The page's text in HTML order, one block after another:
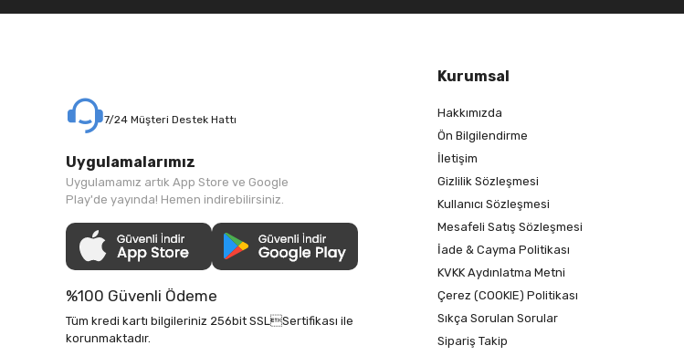
7/24 Müşteri Destek Hattı
Uygulamalarımız
Uygulamamız artık App Store ve Google
Play'de yayında! Hemen indirebilirsiniz.
%100 Güvenli Ödeme
Tüm kredi kartı bilgileriniz 256bit SSLSertifikası ile
korunmaktadır.
Kurumsal
Hakkımızda
Ön Bilgilendirme
İletişim
Gizlilik Sözleşmesi
Kullanıcı Sözleşmesi
Mesafeli Satış Sözleşmesi
İade & Cayma Politikası
KVKK Aydınlatma Metni
Çerez (COOKIE) Politikası
Sıkça Sorulan Sorular
Sipariş Takip